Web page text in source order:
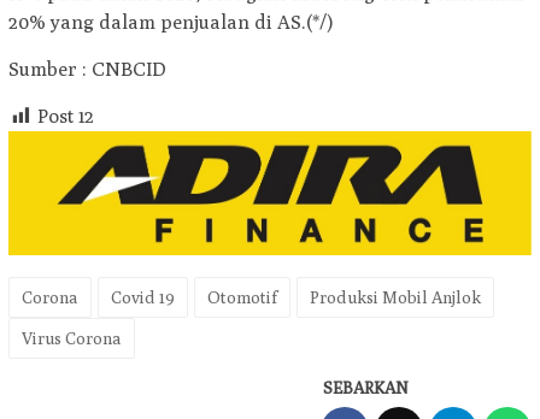
20% yang dalam penjualan di AS.(*/)
Sumber : CNBCID
Post 12
Corona Covid 19 Otomotif Produksi Mobil Anjlok
Virus Corona
SEBARKAN